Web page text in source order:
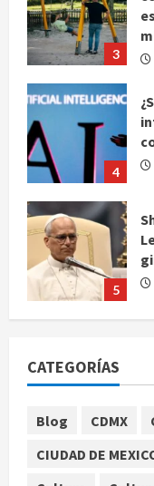
4
2
CATEGORÍAS
Blog CDMX
CIUDAD DE